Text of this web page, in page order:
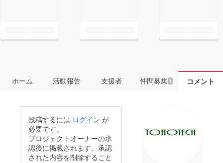
ホーム 活動報告 支援者 仲間募集 1 コメント
投稿するには ログイン が
必要です。
プロジェクトオーナーの承
認後に掲載されます。承認
された内容を削除すること